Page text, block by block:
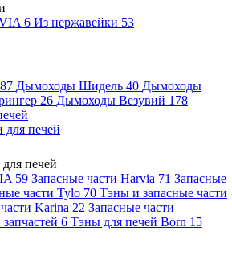
6 Из нержавейки 53
Дымоходы Шидель 40 Дымоходы
26 Дымоходы Везувий 178
для печей
печей
59 Запасные части Harvia 71 Запасные
части Tylo 70 Тэны и запасные части
Karina 22 Запасные части
6 Тэны для печей Born 15